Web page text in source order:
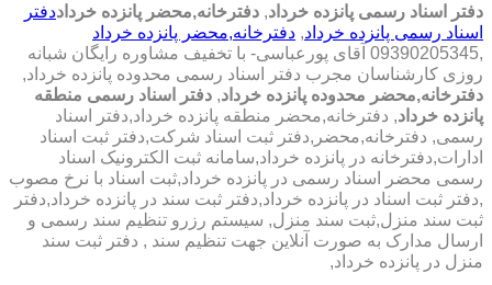
دفتر اسناد رسمی پانزده خرداد, دفترخانه,محضر پانزده خرداددفتر
اسناد رسمی پانزده خرداد, دفترخانه,محضر پانزده خرداد
,09390205345 آقای پورعباسی- با تخفیف مشاوره رايگان شبانه
روزی کارشناسان مجرب دفتر اسناد رسمی محدوده پانزده خرداد,
دفترخانه,محضر محدوده پانزده خرداد, دفتر اسناد رسمی منطقه
پانزده خرداد, دفترخانه,محضر منطقه پانزده خرداد,دفتر اسناد
رسمی, دفترخانه,محضر,دفتر ثبت اسناد شرکت,دفتر ثبت اسناد
ادارات,دفترخانه در پانزده خرداد,سامانه ثبت الکترونیک اسناد
رسمی محضر اسناد رسمی در پانزده خرداد,ثبت اسناد با نرخ مصوب
,دفتر ثبت اسناد در پانزده خرداد,دفتر ثبت سند در پانزده خرداد,دفتر
ثبت سند منزل,ثبت سند منزل, سیستم رزرو تنظیم سند رسمی و
ارسال مدارک به صورت آنلاین جهت تنظیم سند , دفتر ثبت سند
منزل در پانزده خرداد,